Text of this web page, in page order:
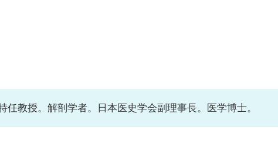
任教授。解剖学者。日本医史学会副理事長。医学博士。